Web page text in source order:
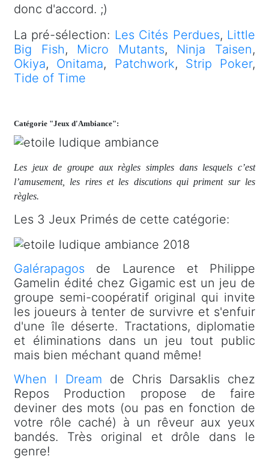
donc d'accord. ;)
La pré-sélection: Les Cités Perdues, Little
Big Fish, Micro Mutants, Ninja Taisen,
Okiya, Onitama, Patchwork, Strip Poker,
Tide of Time
Catégorie "Jeux d'Ambiance":
Les jeux de groupe aux règles simples dans lesquels c’est
l’amusement, les rires et les discutions qui priment sur les
règles.
Les 3 Jeux Primés de cette catégorie:
Galérapagos de Laurence et Philippe
Gamelin édité chez Gigamic est un jeu de
groupe semi-coopératif original qui invite
les joueurs à tenter de survivre et s'enfuir
d'une île déserte. Tractations, diplomatie
et éliminations dans un jeu tout public
mais bien méchant quand même!
When I Dream de Chris Darsaklis chez
Repos Production propose de faire
deviner des mots (ou pas en fonction de
votre rôle caché) à un rêveur aux yeux
bandés. Très original et drôle dans le
genre!